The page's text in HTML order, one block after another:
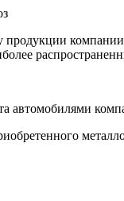
продукции
автомобилями